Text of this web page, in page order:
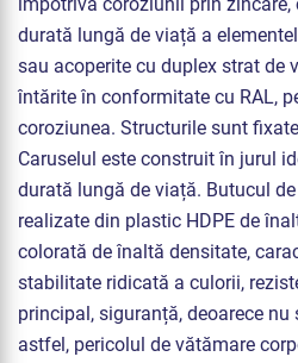
împotriva coroziunii prin
durată lungă de viață a
sau acoperite cu duplex strat de
întărite în conformitate cu RAL,
coroziunea. Structurile sunt
Caruselul este construit în jurul
durată lungă de viață. Butucul
realizate din plastic HDPE de
colorată de înaltă densitate,
stabilitate ridicată a culorii,
principal, siguranță, deoarece nu
astfel, pericolul de vătămare